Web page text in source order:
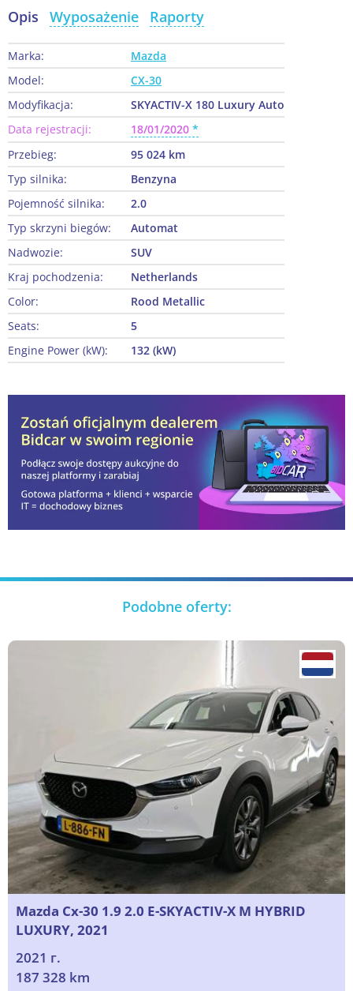
Opis Wyposażenie Raporty
Marka:
Mazda
Model:
CX-30
Modyfikacja:
SKYACTIV-X 180 Luxury Auto
Data rejestracji:
18/01/2020
Przebieg:
95 024 km
Typ silnika:
Benzyna
Pojemność silnika:
2.0
Typ skrzyni biegów:
Automat
Nadwozie:
SUV
Kraj pochodzenia:
Netherlands
Color:
Rood Metallic
Seats:
5
Engine Power (kW):
132 (kW)
Podobne oferty:
Mazda Cx-30 1.9 2.0 E-SKYACTIV-X M HYBRID
LUXURY, 2021
2021 г.
187 328 km